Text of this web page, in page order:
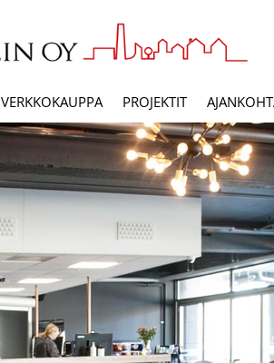
VERKKOKAUPPA PROJEKTIT